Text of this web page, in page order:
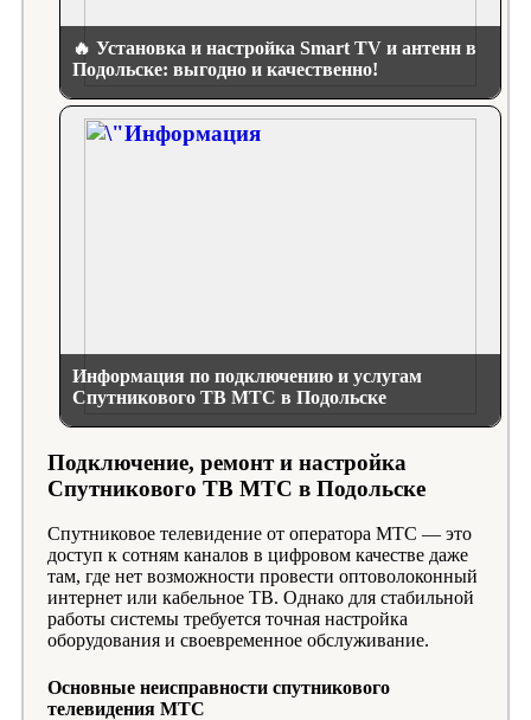
🔥 Установка и настройка Smart TV и антенн в
Подольске: выгодно и качественно!
Информация по подключению и услугам
Спутникового ТВ МТС в Подольске
Подключение, ремонт и настройка
Спутникового ТВ МТС в Подольске
Спутниковое телевидение от оператора МТС — это
доступ к сотням каналов в цифровом качестве даже
там, где нет возможности провести оптоволоконный
интернет или кабельное ТВ. Однако для стабильной
работы системы требуется точная настройка
оборудования и своевременное обслуживание.
Основные неисправности спутникового
телевидения МТС